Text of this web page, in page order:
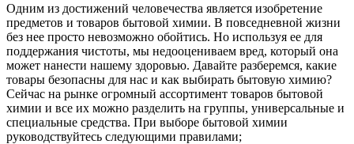
Одним из достижений человечества является изобретение
предметов и товаров бытовой химии. В повседневной жизни
без нее просто невозможно обойтись. Но используя ее для
поддержания чистоты, мы недооцениваем вред, который она
может нанести нашему здоровью. Давайте разберемся, какие
товары безопасны для нас и как выбирать бытовую химию?
Сейчас на рынке огромный ассортимент товаров бытовой
химии и все их можно разделить на группы, универсальные и
специальные средства. При выборе бытовой химии
руководствуйтесь следующими правилами;